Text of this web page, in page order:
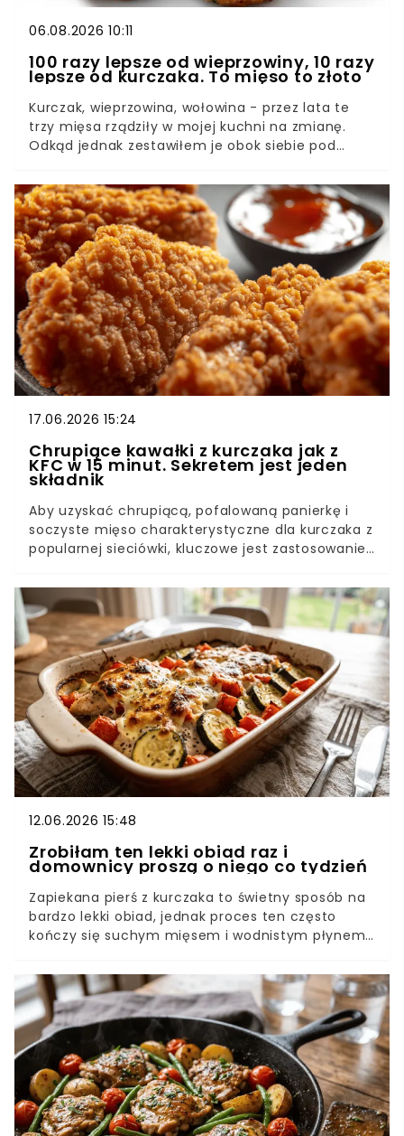
06.08.2026 10:11
100 razy lepsze od wieprzowiny, 10 razy
lepsze od kurczaka. To mięso to złoto
Kurczak, wieprzowina, wołowina - przez lata te
trzy mięsa rządziły w mojej kuchni na zmianę.
Odkąd jednak zestawiłem je obok siebie pod
zawodnik, którego wcześniej traktowałem po
macoszemu. Indyk okazał się najbardziej
opłacalnym wyborem z całej czwórki, i to pod
niemal każdym względem. W tym tekście
pokazuję, co dokładnie przeważyło szalę.
17.06.2026 15:24
Chrupiące kawałki z kurczaka jak z
KFC w 15 minut. Sekretem jest jeden
składnik
Aby uzyskać chrupiącą, pofalowaną panierkę i
soczyste mięso charakterystyczne dla kurczaka z
popularnej sieciówki, kluczowe jest zastosowanie
podwójnego panierowania. Sekretem idealnej
struktury ciasta nie są skomplikowane mieszanki
chemiczne, lecz użycie zwykłej maślanki w
połączeniu z odpowiednią temperaturą
głębokiego tłuszczu. Zastosowanie tych zasad
gwarantuje, że drób nie wyschnie podczas
obróbki cieplnej, a powłoka mączna nie odpadnie
w trakcie smażenia.
12.06.2026 15:48
Zrobiłam ten lekki obiad raz i
domownicy proszą o niego co tydzień
Zapiekana pierś z kurczaka to świetny sposób na
bardzo lekki obiad, jednak proces ten często
kończy się suchym mięsem i wodnistym płynem
nienaganną soczystość i zwartą strukturę,
konieczne jest wcześniejsze zakonserwowanie
warzyw oraz bardzo precyzyjne operowanie
wysoką temperaturą w piekarniku.W jaki sposób
przygotować warzywa, by nie puściły wody
podczas pieczenia?W jakiej temperaturze
obrabiać drób, aby zachował naturalne soki?Jak
uzyskać chrupiącą i złocistą warstwę sera na
samej górze?